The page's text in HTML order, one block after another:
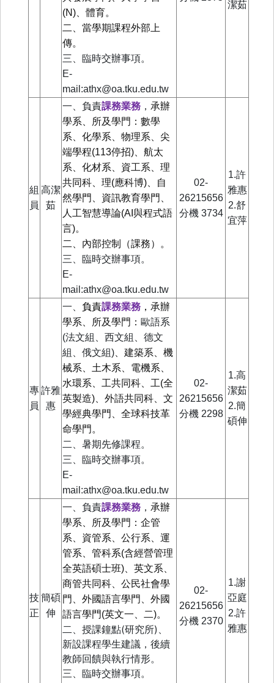
(N)、體育。
二、當學期課程外部上
傳。
三、臨時交辦事項。
E-
mail:athx@oa.tku.edu.tw
潔茹
組
員
高潔
茹
一、負責課務業務 ， 承辦
學系、所及學門：數學
系、化學系、物理系、尖
端學程(113停招)、航太
系、化材系、資工系、理
共同科、理(應科博)、自
然學門、資訊教育學門、
人工智慧導論(AI與程式語
言)。
二、內部控制（課務）。
三、臨時交辦事項。
E-
mail:athx@oa.tku.edu.tw
02-
26215656
分機 3734
1.許
雅惠
2.舒
宜萍
專
員
許雅
惠
一、 負責課務業務 ， 承辦
學系、所及學門： 歐語系
(法文組、西文組、德文
組、俄文組) 、建築系、機
械系、土木系、電機系、
水環系、工共同科、工(全
英製造)、外語共同科、文
學經典學門、全球科技革
命學門。
二、暑期先修課程。
三、 臨時交辦事項。
E-
mail:athx@oa.tku.edu.tw
02-
26215656
分機 2298
1.高
潔茹
2.簡
碩伸
技
正
簡碩
伸
一、負責課務業務 ， 承辦
學系、所及學門：企管
系、資管系、公行系、運
管系、 管科系(含經營管理
全英語碩士班) 、英文系、
商管共同科、公民社會學
門、外國語言學門、外國
語言學門(英文一、二)。
二、授課鐘點(研究所)、
新設課程學生建議，後續
教師回饋與執行情形。
三、臨時交辦事項。
02-
26215656
分機 2370
1.謝
亞庭
2.許
雅惠